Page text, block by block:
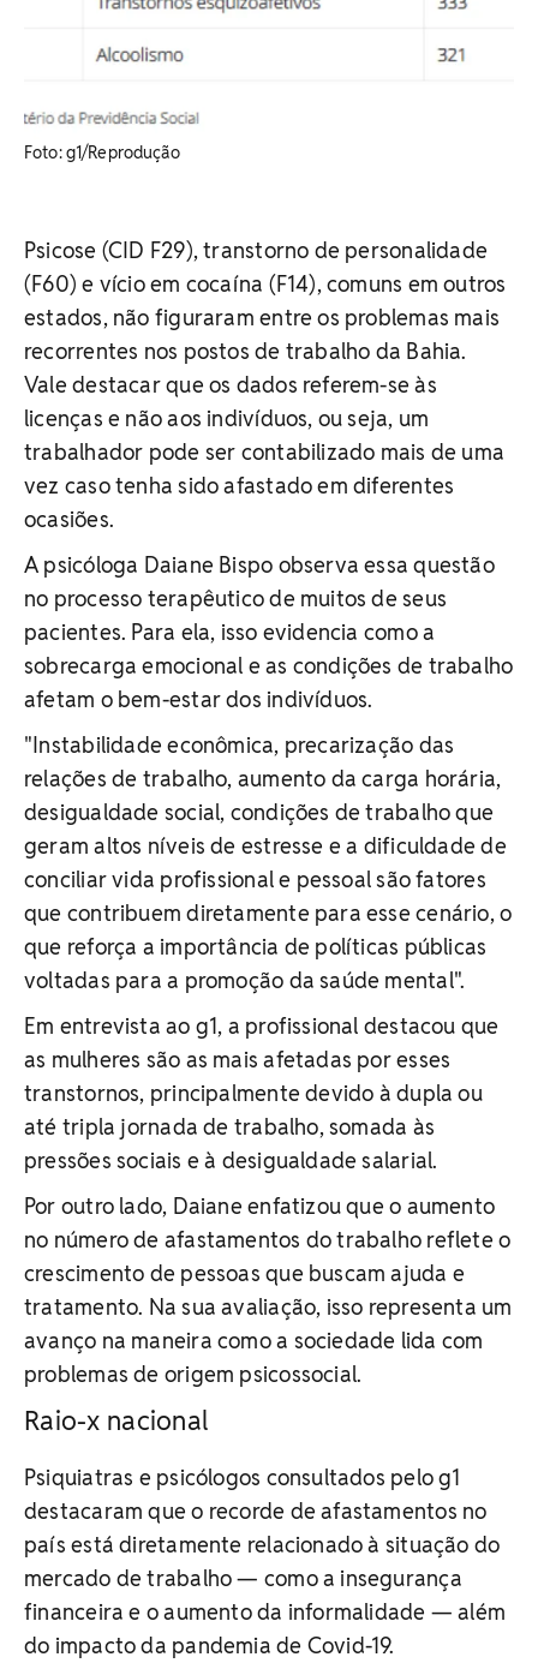
​Foto: g1/Reprodução
Psicose (CID F29), transtorno de personalidade
(F60) e vício em cocaína (F14), comuns em outros
estados, não figuraram entre os problemas mais
recorrentes nos postos de trabalho da Bahia.
Vale destacar que os dados referem-se às
licenças e não aos indivíduos, ou seja, um
trabalhador pode ser contabilizado mais de uma
vez caso tenha sido afastado em diferentes
ocasiões.
A psicóloga Daiane Bispo observa essa questão
no processo terapêutico de muitos de seus
pacientes. Para ela, isso evidencia como a
sobrecarga emocional e as condições de trabalho
afetam o bem-estar dos indivíduos.
"Instabilidade econômica, precarização das
relações de trabalho, aumento da carga horária,
desigualdade social, condições de trabalho que
geram altos níveis de estresse e a dificuldade de
conciliar vida profissional e pessoal são fatores
que contribuem diretamente para esse cenário, o
que reforça a importância de políticas públicas
voltadas para a promoção da saúde mental".
Em entrevista ao g1, a profissional destacou que
as mulheres são as mais afetadas por esses
transtornos, principalmente devido à dupla ou
até tripla jornada de trabalho, somada às
pressões sociais e à desigualdade salarial.
Por outro lado, Daiane enfatizou que o aumento
no número de afastamentos do trabalho reflete o
crescimento de pessoas que buscam ajuda e
tratamento. Na sua avaliação, isso representa um
avanço na maneira como a sociedade lida com
problemas de origem psicossocial.
Raio-x nacional
Psiquiatras e psicólogos consultados pelo g1
destacaram que o recorde de afastamentos no
país está diretamente relacionado à situação do
mercado de trabalho — como a insegurança
financeira e o aumento da informalidade — além
do impacto da pandemia de Covid-19.